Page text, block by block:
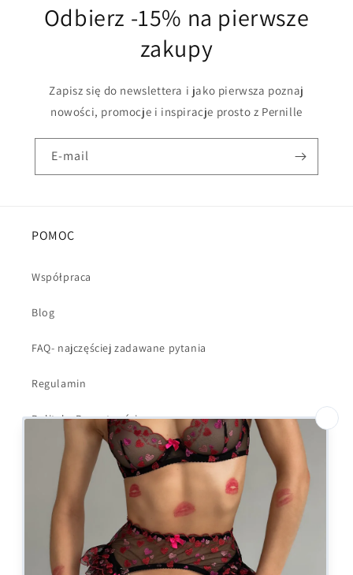
Odbierz -15% na pierwsze
zakupy
Zapisz się do newslettera i jako pierwsza poznaj
nowości, promocje i inspiracje prosto z Pernille
E-mail
POMOC
Współpraca
Blog
FAQ- najczęściej zadawane pytania
Regulamin
Polityka Prywatności
Dostawa i wysyłka
Kontakt
Formularz odstąpienia